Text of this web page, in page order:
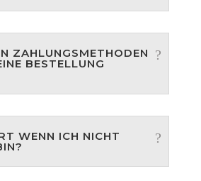
ZAHLUNGSMETHODEN
BESTELLUNG
WENN ICH NICHT